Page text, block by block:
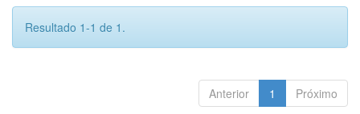
Resultado 1-1 de 1.
Anterior 1 Próximo